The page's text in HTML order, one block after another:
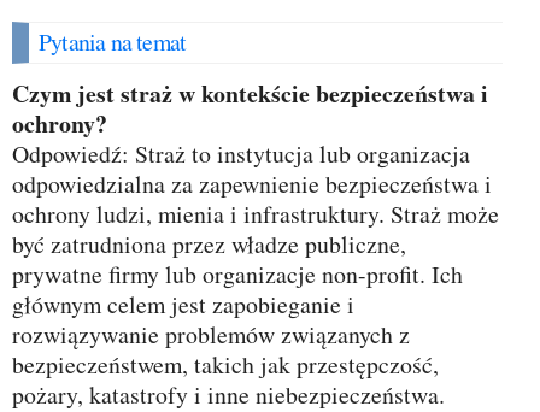
Pytania na temat
Czym jest straż w kontekście bezpieczeństwa i
ochrony?
Odpowiedź: Straż to instytucja lub organizacja
odpowiedzialna za zapewnienie bezpieczeństwa i
ochrony ludzi, mienia i infrastruktury. Straż może
być zatrudniona przez władze publiczne,
prywatne firmy lub organizacje non-profit. Ich
głównym celem jest zapobieganie i
rozwiązywanie problemów związanych z
bezpieczeństwem, takich jak przestępczość,
pożary, katastrofy i inne niebezpieczeństwa.